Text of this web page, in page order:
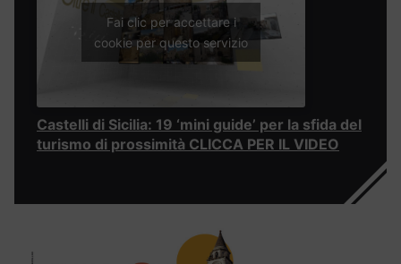
Fai clic per accettare i
cookie per questo servizio
Castelli di Sicilia: 19 ‘mini guide’ per la sfida del
turismo di prossimità CLICCA PER IL VIDEO